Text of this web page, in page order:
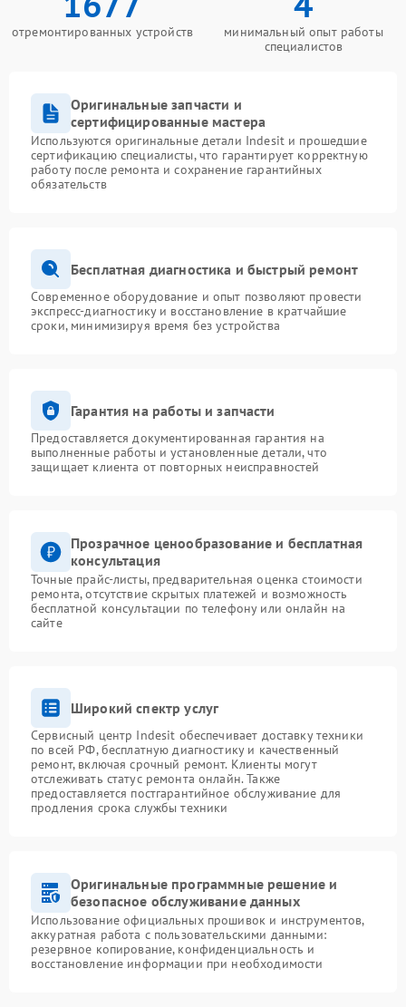
отремонтированных устройств
минимальный опыт работы
специалистов
Оригинальные запчасти и
сертифицированные мастера
Используются оригинальные детали Indesit и прошедшие
сертификацию специалисты, что гарантирует корректную
работу после ремонта и сохранение гарантийных
обязательств
Бесплатная диагностика и быстрый ремонт
Современное оборудование и опыт позволяют провести
экспресс-диагностику и восстановление в кратчайшие
сроки, минимизируя время без устройства
Гарантия на работы и запчасти
Предоставляется документированная гарантия на
выполненные работы и установленные детали, что
защищает клиента от повторных неисправностей
Прозрачное ценообразование и бесплатная
консультация
Точные прайс-листы, предварительная оценка стоимости
ремонта, отсутствие скрытых платежей и возможность
бесплатной консультации по телефону или онлайн на
сайте
Широкий спектр услуг
Сервисный центр Indesit обеспечивает доставку техники
по всей РФ, бесплатную диагностику и качественный
ремонт, включая срочный ремонт. Клиенты могут
отслеживать статус ремонта онлайн. Также
предоставляется постгарантийное обслуживание для
продления срока службы техники
Оригинальные программные решение и
безопасное обслуживание данных
Использование официальных прошивок и инструментов,
аккуратная работа с пользовательскими данными:
резервное копирование, конфиденциальность и
восстановление информации при необходимости